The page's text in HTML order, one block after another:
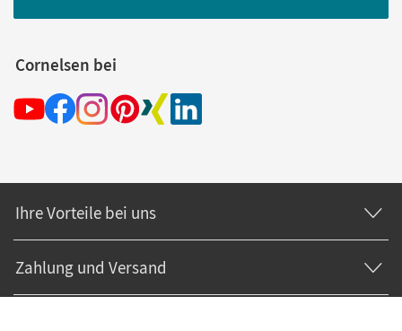
Cornelsen bei
Ihre Vorteile bei uns
Zahlung und Versand